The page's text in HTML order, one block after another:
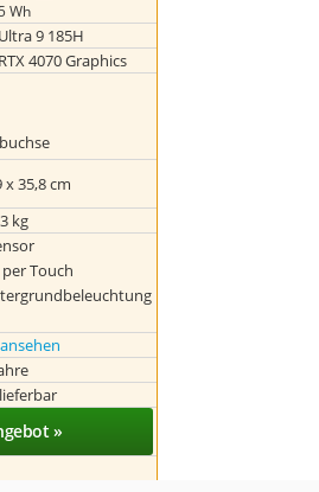
Wh
9 185H
4070 Graphics
x 35,8 cm
kg
Touch
»